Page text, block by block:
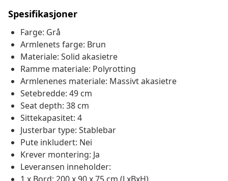
Spesifikasjoner
Farge: Grå
Armlenets farge: Brun
Materiale: Solid akasietre
Ramme materiale: Polyrotting
Armlenenes materiale: Massivt akasietre
Setebredde: 49 cm
Seat depth: 38 cm
Sittekapasitet: 4
Justerbar type: Stablebar
Pute inkludert: Nei
Krever montering: Ja
Leveransen inneholder: